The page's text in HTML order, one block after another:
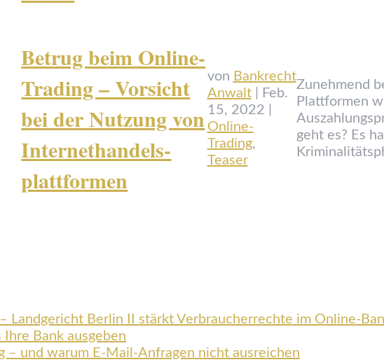
Betrug beim Online-
Trading – Vorsicht
bei der Nutzung von
Internet­handels­
plattformen
von Bankrecht
Anwalt|
Feb.
15, 2022
Online-
Trading,
Teaser
Zunehmend
Plattformen
geht es? Es
Landgericht Berlin II stärkt Verbraucherrechte im Online-
Bank ausgeben
– und warum E-Mail-Anfragen nicht ausreichen